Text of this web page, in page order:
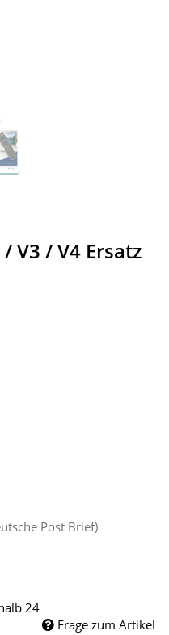
V3 / V4 Ersatz
Post Brief)
24
Frage zum Artikel